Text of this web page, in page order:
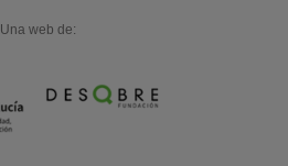
Una web de: